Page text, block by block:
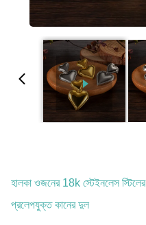
হালকা ওজনের 18k স্টেইনলেস
প্রলেপযুক্ত কানের দুল